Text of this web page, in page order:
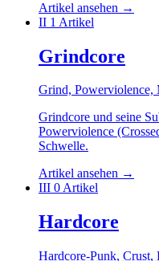
Artikel ansehen →
II 1 Artikel
Grindcore
Grind, Powerviolence,
Grindcore und seine
Powerviolence
Schwelle.
Artikel ansehen →
III 0 Artikel
Hardcore
Hardcore-Punk, Crust,